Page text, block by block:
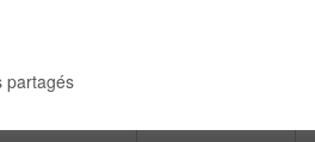
partagés